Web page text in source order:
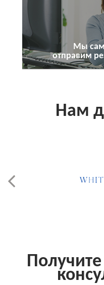
Мы
отправим
Нам